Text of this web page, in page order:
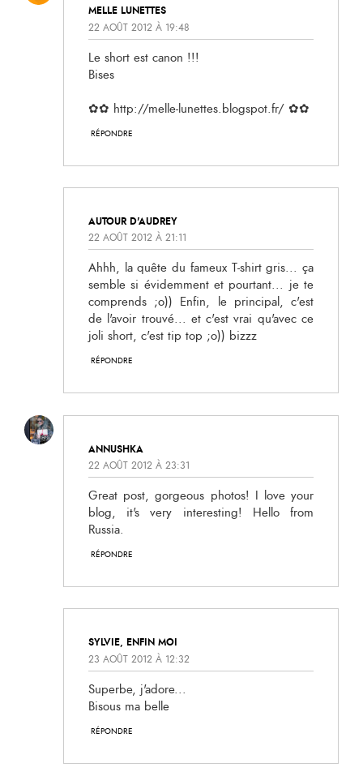
MELLE LUNETTES
22 AOÛT 2012 À 19:48
Le short est canon !!!
Bises
✿✿ http://melle-lunettes.blogspot.fr/ ✿✿
RÉPONDRE
AUTOUR D'AUDREY
22 AOÛT 2012 À 21:11
Ahhh, la quête du fameux T-shirt gris... ça
semble si évidemment et pourtant... je te
comprends ;o)) Enfin, le principal, c'est
de l'avoir trouvé... et c'est vrai qu'avec ce
joli short, c'est tip top ;o)) bizzz
RÉPONDRE
ANNUSHKA
22 AOÛT 2012 À 23:31
Great post, gorgeous photos! I love your
blog, it's very interesting! Hello from
Russia.
RÉPONDRE
SYLVIE, ENFIN MOI
23 AOÛT 2012 À 12:32
Superbe, j'adore...
Bisous ma belle
RÉPONDRE